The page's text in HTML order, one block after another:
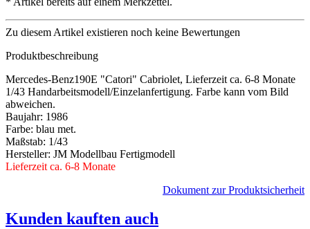
Zu diesem Artikel existieren noch keine Bewertungen
Produktbeschreibung
Mercedes-Benz190E "Catori" Cabriolet, Lieferzeit ca. 6-8 Monate
1/43 Handarbeitsmodell/Einzelanfertigung. Farbe kann vom Bild
abweichen.
Baujahr: 1986
Farbe: blau met.
Maßstab: 1/43
Hersteller: JM Modellbau Fertigmodell
Lieferzeit ca. 6-8 Monate
Dokument zur Produktsicherheit
Kunden kauften auch